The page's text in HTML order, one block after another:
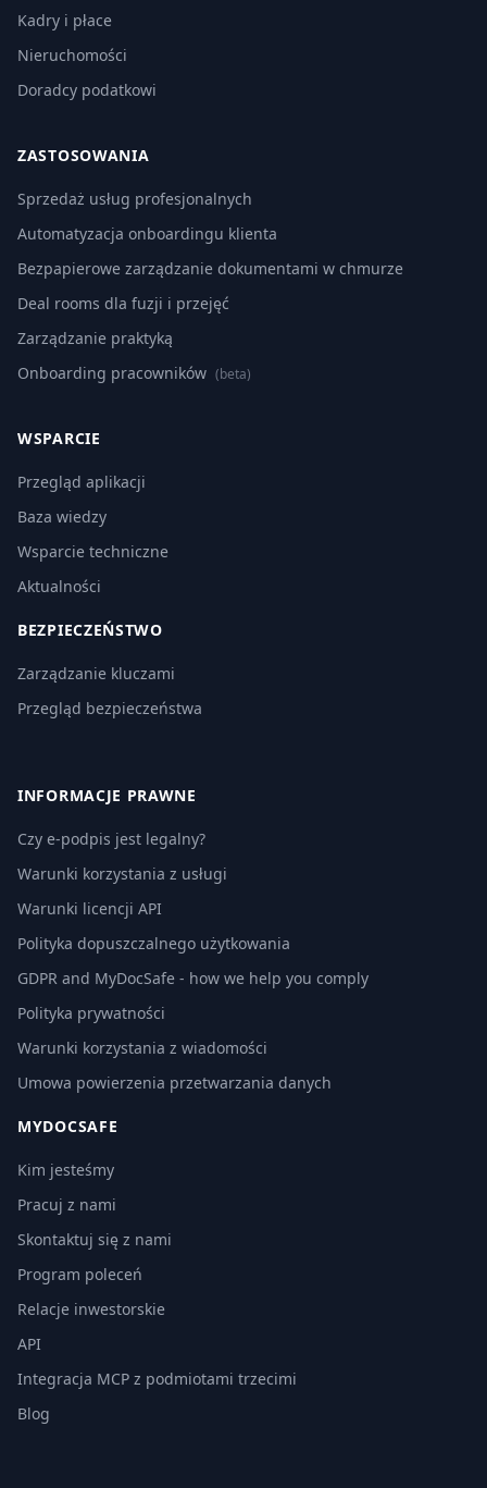
Kadry i płace
Nieruchomości
Doradcy podatkowi
ZASTOSOWANIA
Sprzedaż usług profesjonalnych
Automatyzacja onboardingu klienta
Bezpapierowe zarządzanie dokumentami w chmurze
Deal rooms dla fuzji i przejęć
Zarządzanie praktyką
Onboarding pracowników (beta)
WSPARCIE
Przegląd aplikacji
Baza wiedzy
Wsparcie techniczne
Aktualności
BEZPIECZEŃSTWO
Zarządzanie kluczami
Przegląd bezpieczeństwa
INFORMACJE PRAWNE
Czy e-podpis jest legalny?
Warunki korzystania z usługi
Warunki licencji API
Polityka dopuszczalnego użytkowania
GDPR and MyDocSafe - how we help you comply
Polityka prywatności
Warunki korzystania z wiadomości
Umowa powierzenia przetwarzania danych
MYDOCSAFE
Kim jesteśmy
Pracuj z nami
Skontaktuj się z nami
Program poleceń
Relacje inwestorskie
API
Integracja MCP z podmiotami trzecimi
Blog